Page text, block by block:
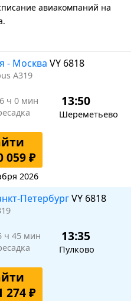
авиакомпаний на
- Москва VY 6818
A319
6 ч 0 мин
13:50
Шереметьево
059 ₽
2026
ПетербургVY 6818
ч 45 мин
13:35
Пулково
274 ₽